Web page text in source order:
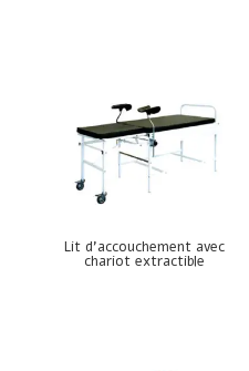
Lit d’accouchement avec
chariot extractible